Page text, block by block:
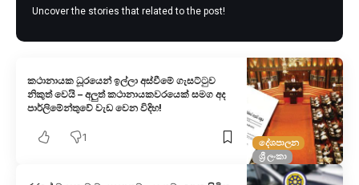
Uncover the stories that related to the post!
දේශපාලන
ශ්‍රී ලංකා
කථානායක ධූරයෙන් ඉල්ලා අස්වීමේ ගැසට්ටුව
නිකුත් වෙ​යි – අලුත් කථානායකවරයෙක් සමග අද
පාර්ලිමේන්තුවේ වැඩ වෙන විදිහ!
1